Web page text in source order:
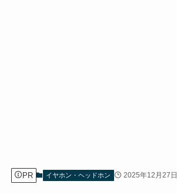
PR イヤホン・ヘッドホン 2025年12月27日